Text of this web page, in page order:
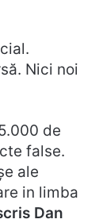
Nici noi
de
false.
ale
in limba
Dan